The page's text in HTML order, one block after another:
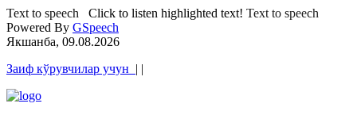
Text to speech Click to listen highlighted text! Text to speech
Powered By GSpeech
Якшанба, 09.08.2026
Заиф кўрувчилар учун | |